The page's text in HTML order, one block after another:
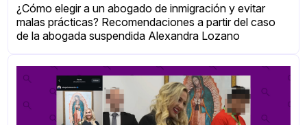
¿Cómo elegir a un abogado de inmigración y evitar
malas prácticas? Recomendaciones a partir del caso
de la abogada suspendida Alexandra Lozano